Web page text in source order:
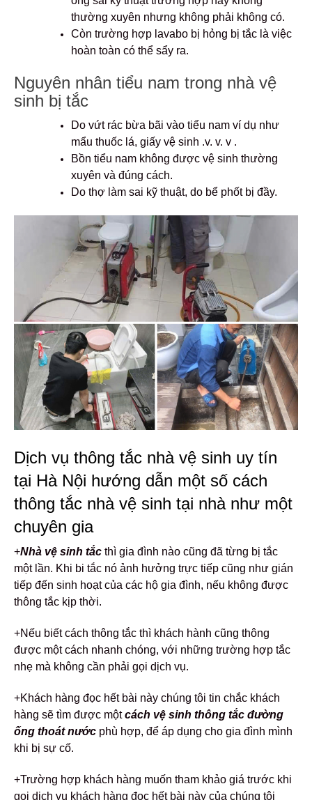
thường xuyên nhưng không phải không có.
Còn trường hợp lavabo bị hỏng bị tắc là việc
hoàn toàn có thể sẩy ra.
Nguyên nhân tiểu nam trong nhà vệ
sinh bị tắc
Do vứt rác bừa bãi vào tiểu nam ví dụ như
mẩu thuốc lá, giấy vệ sinh .v. v. v .
Bồn tiểu nam không được vệ sinh thường
xuyên và đúng cách.
Do thợ làm sai kỹ thuật, do bể phốt bị đầy.
Dịch vụ thông tắc nhà vệ sinh uy tín
tại Hà Nội hướng dẫn một số cách
thông tắc nhà vệ sinh tại nhà như một
chuyên gia
+Nhà vệ sinh tắc thì gia đình nào cũng đã từng bị tắc
một lần. Khi bi tắc nó ảnh hưởng trực tiếp cũng như gián
tiếp đến sinh hoạt của các hộ gia đình, nếu không được
thông tắc kịp thời.
+Nếu biết cách thông tắc thì khách hành cũng thông
được một cách nhanh chóng, với những trường hợp tắc
nhẹ mà không cần phải gọi dịch vụ.
+Khách hàng đọc hết bài này chúng tôi tin chắc khách
hàng sẽ tìm được mộtcách vệ sinh thông tắc đường
ống thoát nước phù hợp, để áp dụng cho gia đình mình
khi bị sự cố.
+Trường hợp khách hàng muốn tham khảo giá trước khi
gọi dịch vụ khách hàng đọc hết bài này của chúng tôi